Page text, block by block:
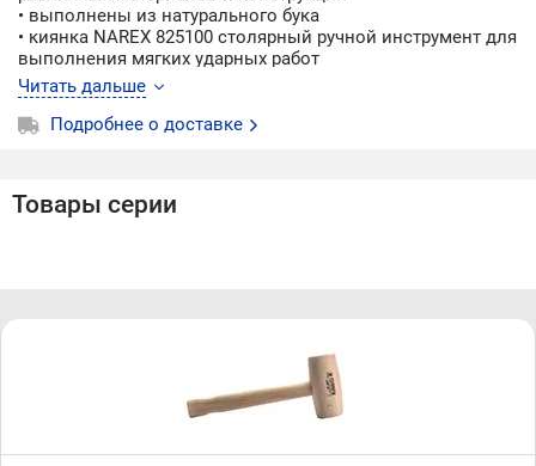
• выполнены из натурального бука
• киянка NAREX 825100 столярный ручной инструмент для
выполнения мягких ударных работ
• киянка NAREX 825200 представляет собой плотницкий
ручной инструмент для щадящих ударных работ
• киянка NAREX 825300 подходит для использования
Читать дальше
Подробнее о доставке
Товары серии